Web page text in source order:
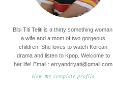
Bibi Titi Teliti is a thirty something woman,
a wife and a mom of two gorgeous
children. She loves to watch Korean
drama and listen to Kpop. Welcome to
her life! Email : erryandriyati@gmail.com
view my complete profile